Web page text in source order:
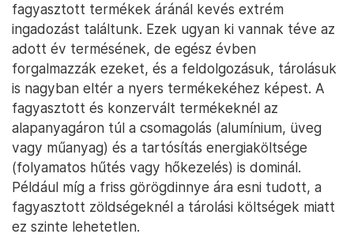
fagyasztott termékek áránál kevés extrém
ingadozást találtunk. Ezek ugyan ki vannak téve az
adott év termésének, de egész évben
forgalmazzák ezeket, és a feldolgozásuk, tárolásuk
is nagyban eltér a nyers termékekéhez képest. A
fagyasztott és konzervált termékeknél az
alapanyagáron túl a csomagolás (alumínium, üveg
vagy műanyag) és a tartósítás energiaköltsége
(folyamatos hűtés vagy hőkezelés) is dominál.
Például míg a friss görögdinnye ára esni tudott, a
fagyasztott zöldségeknél a tárolási költségek miatt
ez szinte lehetetlen.